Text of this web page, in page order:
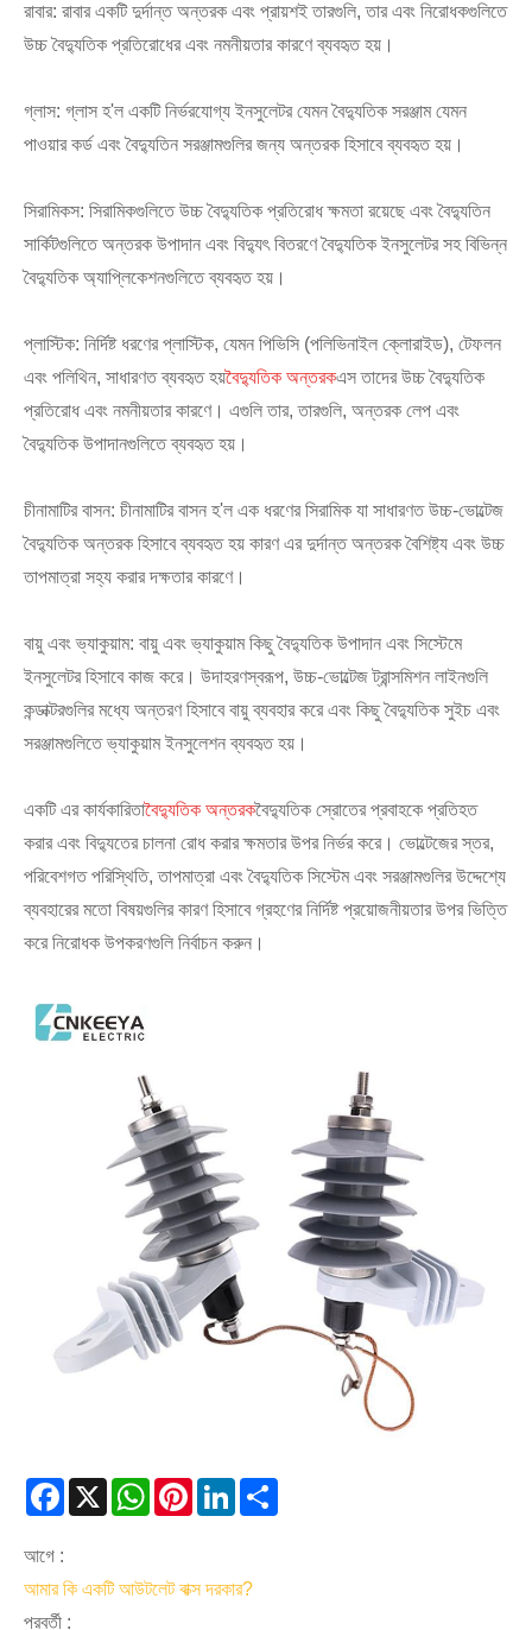
রাবার: রাবার একটি দুর্দান্ত অন্তরক এবং প্রায়শই তারগুলি, তার এবং নিরোধকগুলিতে
উচ্চ বৈদ্যুতিক প্রতিরোধের এবং নমনীয়তার কারণে ব্যবহৃত হয়।
গ্লাস: গ্লাস হ'ল একটি নির্ভরযোগ্য ইনসুলেটর যেমন বৈদ্যুতিক সরঞ্জাম যেমন
পাওয়ার কর্ড এবং বৈদ্যুতিন সরঞ্জামগুলির জন্য অন্তরক হিসাবে ব্যবহৃত হয়।
সিরামিকস: সিরামিকগুলিতে উচ্চ বৈদ্যুতিক প্রতিরোধ ক্ষমতা রয়েছে এবং বৈদ্যুতিন
সার্কিটগুলিতে অন্তরক উপাদান এবং বিদ্যুৎ বিতরণে বৈদ্যুতিক ইনসুলেটর সহ বিভিন্ন
বৈদ্যুতিক অ্যাপ্লিকেশনগুলিতে ব্যবহৃত হয়।
প্লাস্টিক: নির্দিষ্ট ধরণের প্লাস্টিক, যেমন পিভিসি (পলিভিনাইল ক্লোরাইড), টেফলন
এবং পলিথিন, সাধারণত ব্যবহৃত হয়বৈদ্যুতিক অন্তরকএস তাদের উচ্চ বৈদ্যুতিক
প্রতিরোধ এবং নমনীয়তার কারণে। এগুলি তার, তারগুলি, অন্তরক লেপ এবং
বৈদ্যুতিক উপাদানগুলিতে ব্যবহৃত হয়।
চীনামাটির বাসন: চীনামাটির বাসন হ'ল এক ধরণের সিরামিক যা সাধারণত উচ্চ-ভোল্টেজ
বৈদ্যুতিক অন্তরক হিসাবে ব্যবহৃত হয় কারণ এর দুর্দান্ত অন্তরক বৈশিষ্ট্য এবং উচ্চ
তাপমাত্রা সহ্য করার দক্ষতার কারণে।
বায়ু এবং ভ্যাকুয়াম: বায়ু এবং ভ্যাকুয়াম কিছু বৈদ্যুতিক উপাদান এবং সিস্টেমে
ইনসুলেটর হিসাবে কাজ করে। উদাহরণস্বরূপ, উচ্চ-ভোল্টেজ ট্রান্সমিশন লাইনগুলি
কন্ডাক্টরগুলির মধ্যে অন্তরণ হিসাবে বায়ু ব্যবহার করে এবং কিছু বৈদ্যুতিক সুইচ এবং
সরঞ্জামগুলিতে ভ্যাকুয়াম ইনসুলেশন ব্যবহৃত হয়।
একটি এর কার্যকারিতাবৈদ্যুতিক অন্তরকবৈদ্যুতিক স্রোতের প্রবাহকে প্রতিহত
করার এবং বিদ্যুতের চালনা রোধ করার ক্ষমতার উপর নির্ভর করে। ভোল্টেজের স্তর,
পরিবেশগত পরিস্থিতি, তাপমাত্রা এবং বৈদ্যুতিক সিস্টেম এবং সরঞ্জামগুলির উদ্দেশ্যে
ব্যবহারের মতো বিষয়গুলির কারণ হিসাবে গ্রহণের নির্দিষ্ট প্রয়োজনীয়তার উপর ভিত্তি
করে নিরোধক উপকরণগুলি নির্বাচন করুন।
Facebook
X WhatsAppPinterestLinkedIn
আগে :
আমার কি একটি আউটলেট বাক্স দরকার?
পরবর্তী :